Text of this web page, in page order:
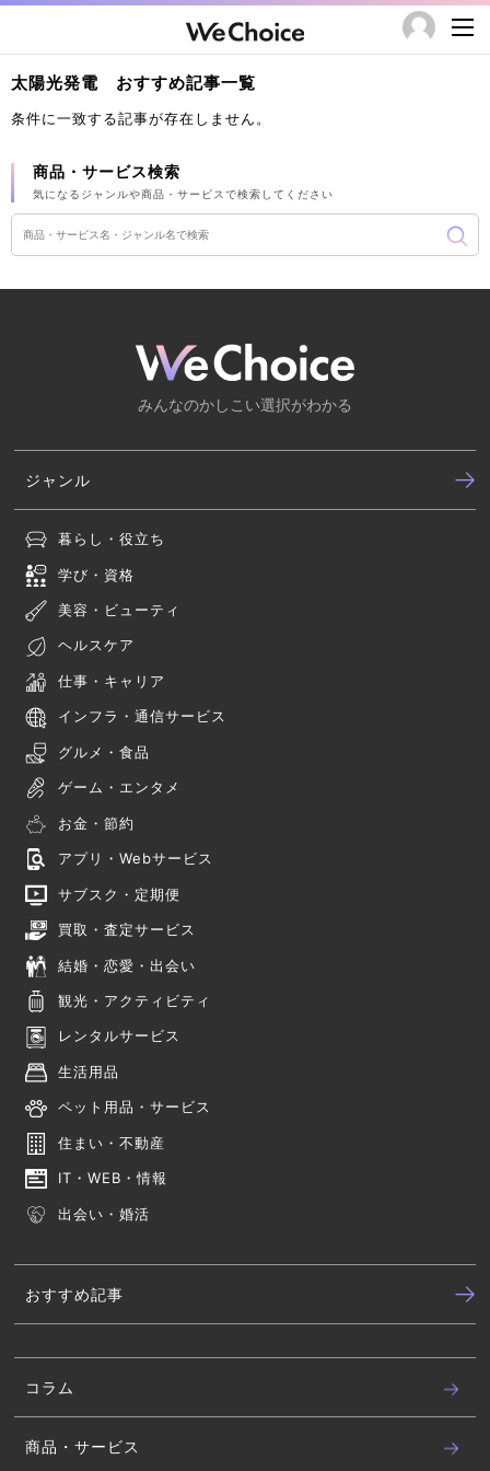
太陽光発電 おすすめ記事一覧
条件に一致する記事が存在しません。
商品・サービス検索
気になるジャンルや商品・サービスで検索してください
みんなのかしこい選択がわかる
ジャンル
暮らし・役立ち
学び・資格
美容・ビューティ
ヘルスケア
仕事・キャリア
インフラ・通信サービス
グルメ・食品
ゲーム・エンタメ
お金・節約
アプリ・Webサービス
サブスク・定期便
買取・査定サービス
結婚・恋愛・出会い
観光・アクティビティ
レンタルサービス
生活用品
ペット用品・サービス
住まい・不動産
IT・WEB・情報
出会い・婚活
おすすめ記事
コラム
商品・サービス